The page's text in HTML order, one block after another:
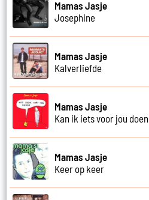
Mamas Jasje
Josephine
Mamas Jasje
Kalverliefde
Mamas Jasje
Kan ik iets voor jou doen
Mamas Jasje
Keer op keer